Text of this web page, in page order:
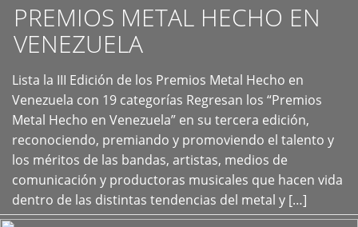
PREMIOS METAL HECHO EN
VENEZUELA
Lista la III Edición de los Premios Metal Hecho en
Venezuela con 19 categorías Regresan los “Premios
Metal Hecho en Venezuela” en su tercera edición,
reconociendo, premiando y promoviendo el talento y
los méritos de las bandas, artistas, medios de
comunicación y productoras musicales que hacen vida
dentro de las distintas tendencias del metal y […]
+